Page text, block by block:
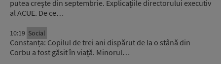
putea crește din septembrie. Explicațiile directorului executiv
al ACUE. De ce…
10:19 Social
Constanța: Copilul de trei ani dispărut de la o stână din
Corbu a fost găsit în viață. Minorul…